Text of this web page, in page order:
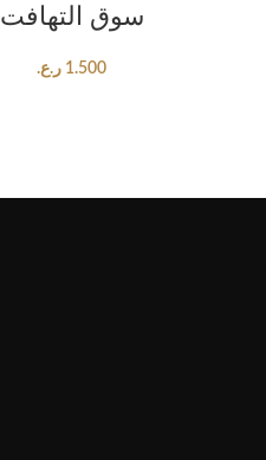
سوق التهافت
1.500 ر.ع.